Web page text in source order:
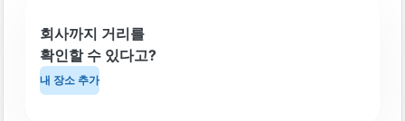
회사까지 거리를
확인할 수 있다고?
내 장소 추가